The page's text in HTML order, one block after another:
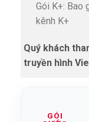
Gói K+: Bao
kênh K+
Quý khách
truyền hình
GÓI